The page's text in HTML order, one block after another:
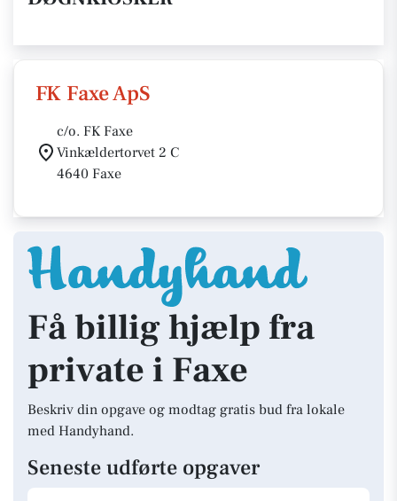
FK Faxe ApS
c/o. FK Faxe
Vinkældertorvet 2 C
4640 Faxe
Få billig hjælp fra
private i Faxe
Beskriv din opgave og modtag gratis bud fra lokale
med Handyhand.
Seneste udførte opgaver